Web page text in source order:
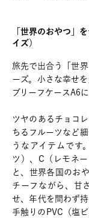
「世界のおやつ」
イズ）
旅先で出合う「世
ーズ。小さな幸せ
ブリーフケースA6
ツヤのあるチョコ
ちるフルーツなど
うなアイテムです
ツ）、C（レモネ
と、世界各国のお
チーフながら、甘
せ、年代を問わず
手触りのPVC（塩